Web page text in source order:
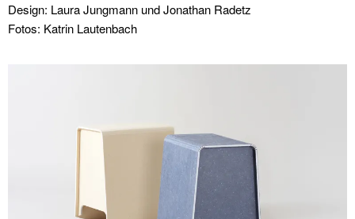
Design: Laura Jungmann und Jonathan Radetz
Fotos: Katrin Lautenbach